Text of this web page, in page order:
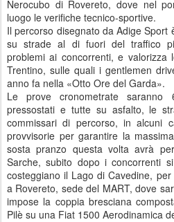
Nerocubo di Rovereto, dove nel
luogo le verifiche tecnico-sportive.
Il percorso disegnato da Adige Sport
su strade al di fuori del traffico
problemi ai concorrenti, e
Trentino, sulle quali i gentlemen
anno fa nella «Otto Ore del Garda».
Le prove cronometrate saranno
pressostati e tutte su asfalto, le
commissari di percorso, in alcuni
provvisorie per garantire la
sosta pranzo questa volta avrà
Sarche, subito dopo i concorrenti
costeggiano il Lago di Cavedine,
a Rovereto, sede del MART, dove
impose la coppia bresciana
Pilè su una Fiat 1500 Aerodinamica